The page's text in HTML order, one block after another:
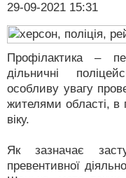
29-09-2021 15:31
Профілактика –
дільничні
особливу увагу
жителями області,
віку.
Як зазначає
превентивної